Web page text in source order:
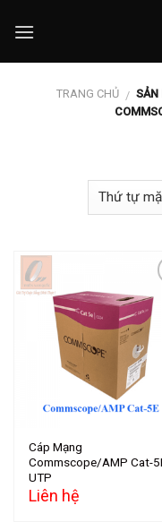
TRANG CHỦ / SẢN
Cáp Mạng
Commscope/AMP Cat-
UTP
Liên hệ